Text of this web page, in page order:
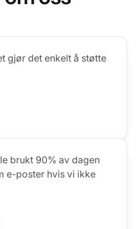
gjør det enkelt å støtte
brukt 90% av dagen
e-poster hvis vi ikke